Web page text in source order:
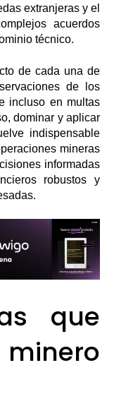
extranjeras y el
acuerdos
técnico.
de cada una de
de los
incluso en multas
dominar y aplicar
indispensable
mineras
informadas
robustos y
.
que